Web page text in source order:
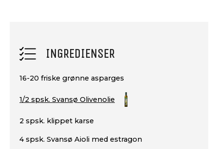
INGREDIENSER
16-20 friske grønne asparges
1/2 spsk. Svansø Olivenolie
2 spsk. klippet karse
4 spsk. Svansø Aioli med estragon